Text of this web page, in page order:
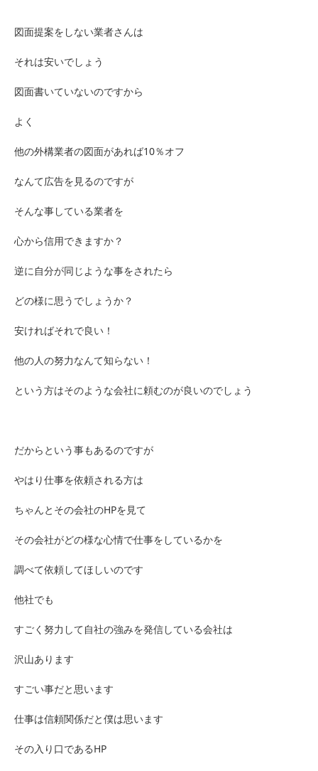
図面提案をしない業者さんは
それは安いでしょう
図面書いていないのですから
よく
他の外構業者の図面があれば10％オフ
なんて広告を見るのですが
そんな事している業者を
心から信用できますか？
逆に自分が同じような事をされたら
どの様に思うでしょうか？
安ければそれで良い！
他の人の努力なんて知らない！
という方はそのような会社に頼むのが良いのでしょう
だからという事もあるのですが
やはり仕事を依頼される方は
ちゃんとその会社のHPを見て
その会社がどの様な心情で仕事をしているかを
調べて依頼してほしいのです
他社でも
すごく努力して自社の強みを発信している会社は
沢山あります
すごい事だと思います
仕事は信頼関係だと僕は思います
その入り口であるHP